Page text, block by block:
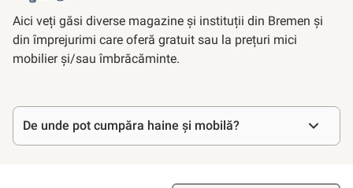
n
Aici veți găsi diverse magazine și instituții din Bremen și
din împrejurimi care oferă gratuit sau la prețuri mici
mobilier și/sau îmbrăcăminte.
Întrebări
frecvente
De unde pot cumpăra haine și mobilă?